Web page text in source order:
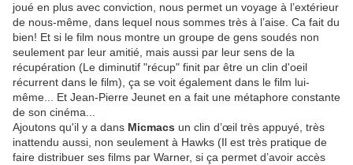
joué en plus avec conviction, nous permet un voyage à l’extérieur
de nous-même, dans lequel nous sommes très à l’aise. Ca fait du
bien! Et si le film nous montre un groupe de gens soudés non
seulement par leur amitié, mais aussi par leur sens de la
récupération (Le diminutif "récup" finit par être un clin d'oeil
récurrent dans le film), ça se voit également dans le film lui-
même... Et Jean-Pierre Jeunet en a fait une métaphore constante
de son cinéma...
Ajoutons qu'il y a dans Micmacs un clin d’œil très appuyé, très
inattendu aussi, non seulement à Hawks (Il est très pratique de
faire distribuer ses films par Warner, si ça permet d’avoir accès